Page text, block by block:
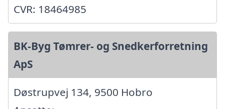
CVR: 18464985
BK-Byg Tømrer- og Snedkerforretning
ApS
Døstrupvej 134, 9500 Hobro